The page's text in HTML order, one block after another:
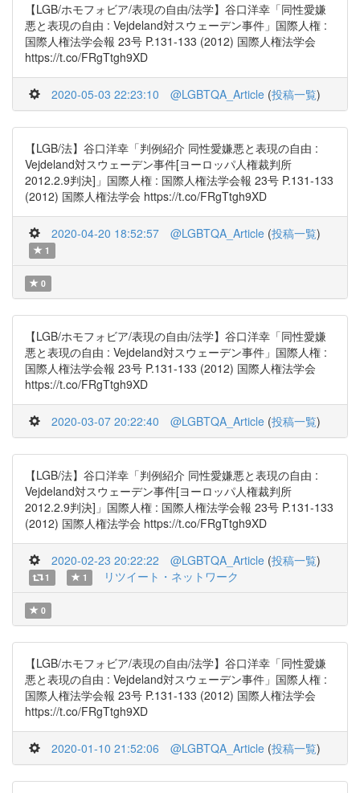
【LGB/ホモフォビア/表現の自由/法学】谷口洋幸「同性愛嫌
悪と表現の自由 : Vejdeland対スウェーデン事件」国際人権 :
国際人権法学会報 23号 P.131-133 (2012) 国際人権法学会
https://t.co/FRgTtgh9XD
2020-05-03 22:23:10 @LGBTQA_Article (投稿一覧)
【LGB/法】谷口洋幸「判例紹介 同性愛嫌悪と表現の自由 :
Vejdeland対スウェーデン事件[ヨーロッパ人権裁判所
2012.2.9判決]」国際人権 : 国際人権法学会報 23号 P.131-133
(2012) 国際人権法学会 https://t.co/FRgTtgh9XD
2020-04-20 18:52:57 @LGBTQA_Article (投稿一覧)
1
0
【LGB/ホモフォビア/表現の自由/法学】谷口洋幸「同性愛嫌
悪と表現の自由 : Vejdeland対スウェーデン事件」国際人権 :
国際人権法学会報 23号 P.131-133 (2012) 国際人権法学会
https://t.co/FRgTtgh9XD
2020-03-07 20:22:40 @LGBTQA_Article (投稿一覧)
【LGB/法】谷口洋幸「判例紹介 同性愛嫌悪と表現の自由 :
Vejdeland対スウェーデン事件[ヨーロッパ人権裁判所
2012.2.9判決]」国際人権 : 国際人権法学会報 23号 P.131-133
(2012) 国際人権法学会 https://t.co/FRgTtgh9XD
2020-02-23 20:22:22 @LGBTQA_Article (投稿一覧)
1 1 リツイート・ネットワーク
0
【LGB/ホモフォビア/表現の自由/法学】谷口洋幸「同性愛嫌
悪と表現の自由 : Vejdeland対スウェーデン事件」国際人権 :
国際人権法学会報 23号 P.131-133 (2012) 国際人権法学会
https://t.co/FRgTtgh9XD
2020-01-10 21:52:06 @LGBTQA_Article (投稿一覧)